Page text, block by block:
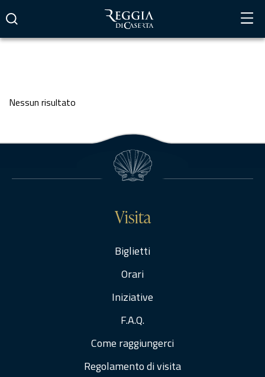
contenuto
Nessun risultato
Visita
Biglietti
Orari
Iniziative
F.A.Q.
Come raggiungerci
Regolamento di visita